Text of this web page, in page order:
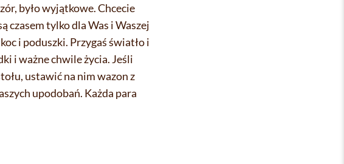
było wyjątkowe. Chcecie
czasem tylko dla Was i Waszej
i poduszki. Przygaś światło i
i ważne chwile życia. Jeśli
ustawić na nim wazon z
upodobań. Każda para